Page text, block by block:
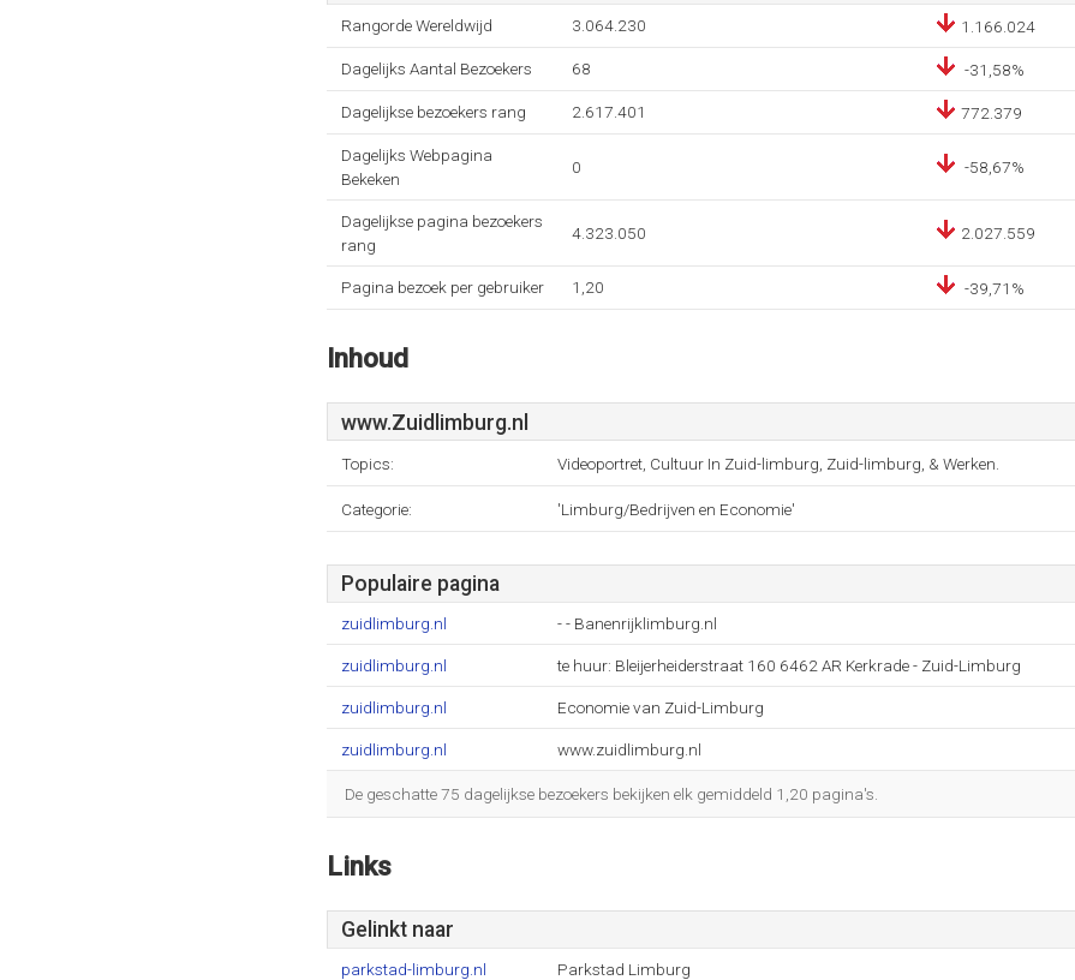
Rangorde Wereldwijd 3.064.230 1.166.024
Dagelijks Aantal Bezoekers 68 -31,58%
Dagelijkse bezoekers rang 2.617.401 772.379
Dagelijks Webpagina
Bekeken
0 -58,67%
Dagelijkse pagina bezoekers
rang
4.323.050 2.027.559
Pagina bezoek per gebruiker 1,20 -39,71%
Inhoud
www.Zuidlimburg.nl
Topics: Videoportret, Cultuur In Zuid-limburg, Zuid-limburg, & Werken.
Categorie: 'Limburg/Bedrijven en Economie'
Populaire pagina
zuidlimburg.nl - - Banenrijklimburg.nl
zuidlimburg.nl te huur: Bleijerheiderstraat 160 6462 AR Kerkrade - Zuid-Limburg
zuidlimburg.nl Economie van Zuid-Limburg
zuidlimburg.nl www.zuidlimburg.nl
De geschatte 75 dagelijkse bezoekers bekijken elk gemiddeld 1,20 pagina's.
Links
Gelinkt naar
parkstad-limburg.nl Parkstad Limburg